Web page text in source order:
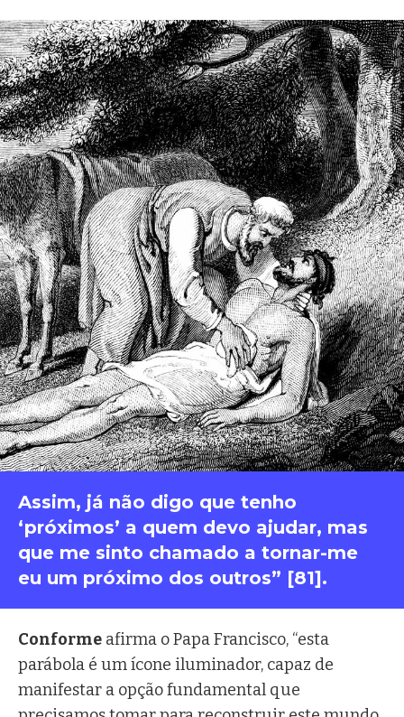
istock: TonyBaggett
Assim, já não digo que tenho
‘próximos’ a quem devo ajudar, mas
que me sinto chamado a tornar-me
eu um próximo dos outros” [81].
Conforme afirma o Papa Francisco, “esta
parábola é um ícone iluminador, capaz de
manifestar a opção fundamental que